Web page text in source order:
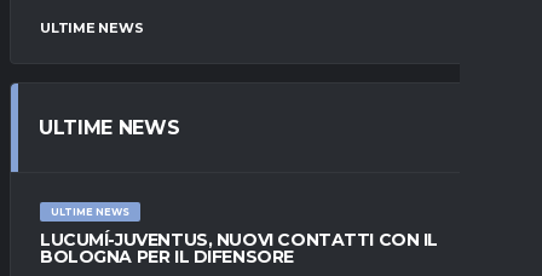
ULTIME NEWS
ULTIME NEWS
ULTIME NEWS
LUCUMÍ-JUVENTUS, NUOVI CONTATTI CON IL
BOLOGNA PER IL DIFENSORE